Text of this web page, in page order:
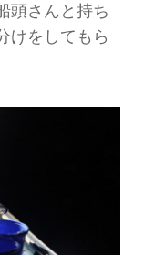
頭さんと持ち
けをしてもら